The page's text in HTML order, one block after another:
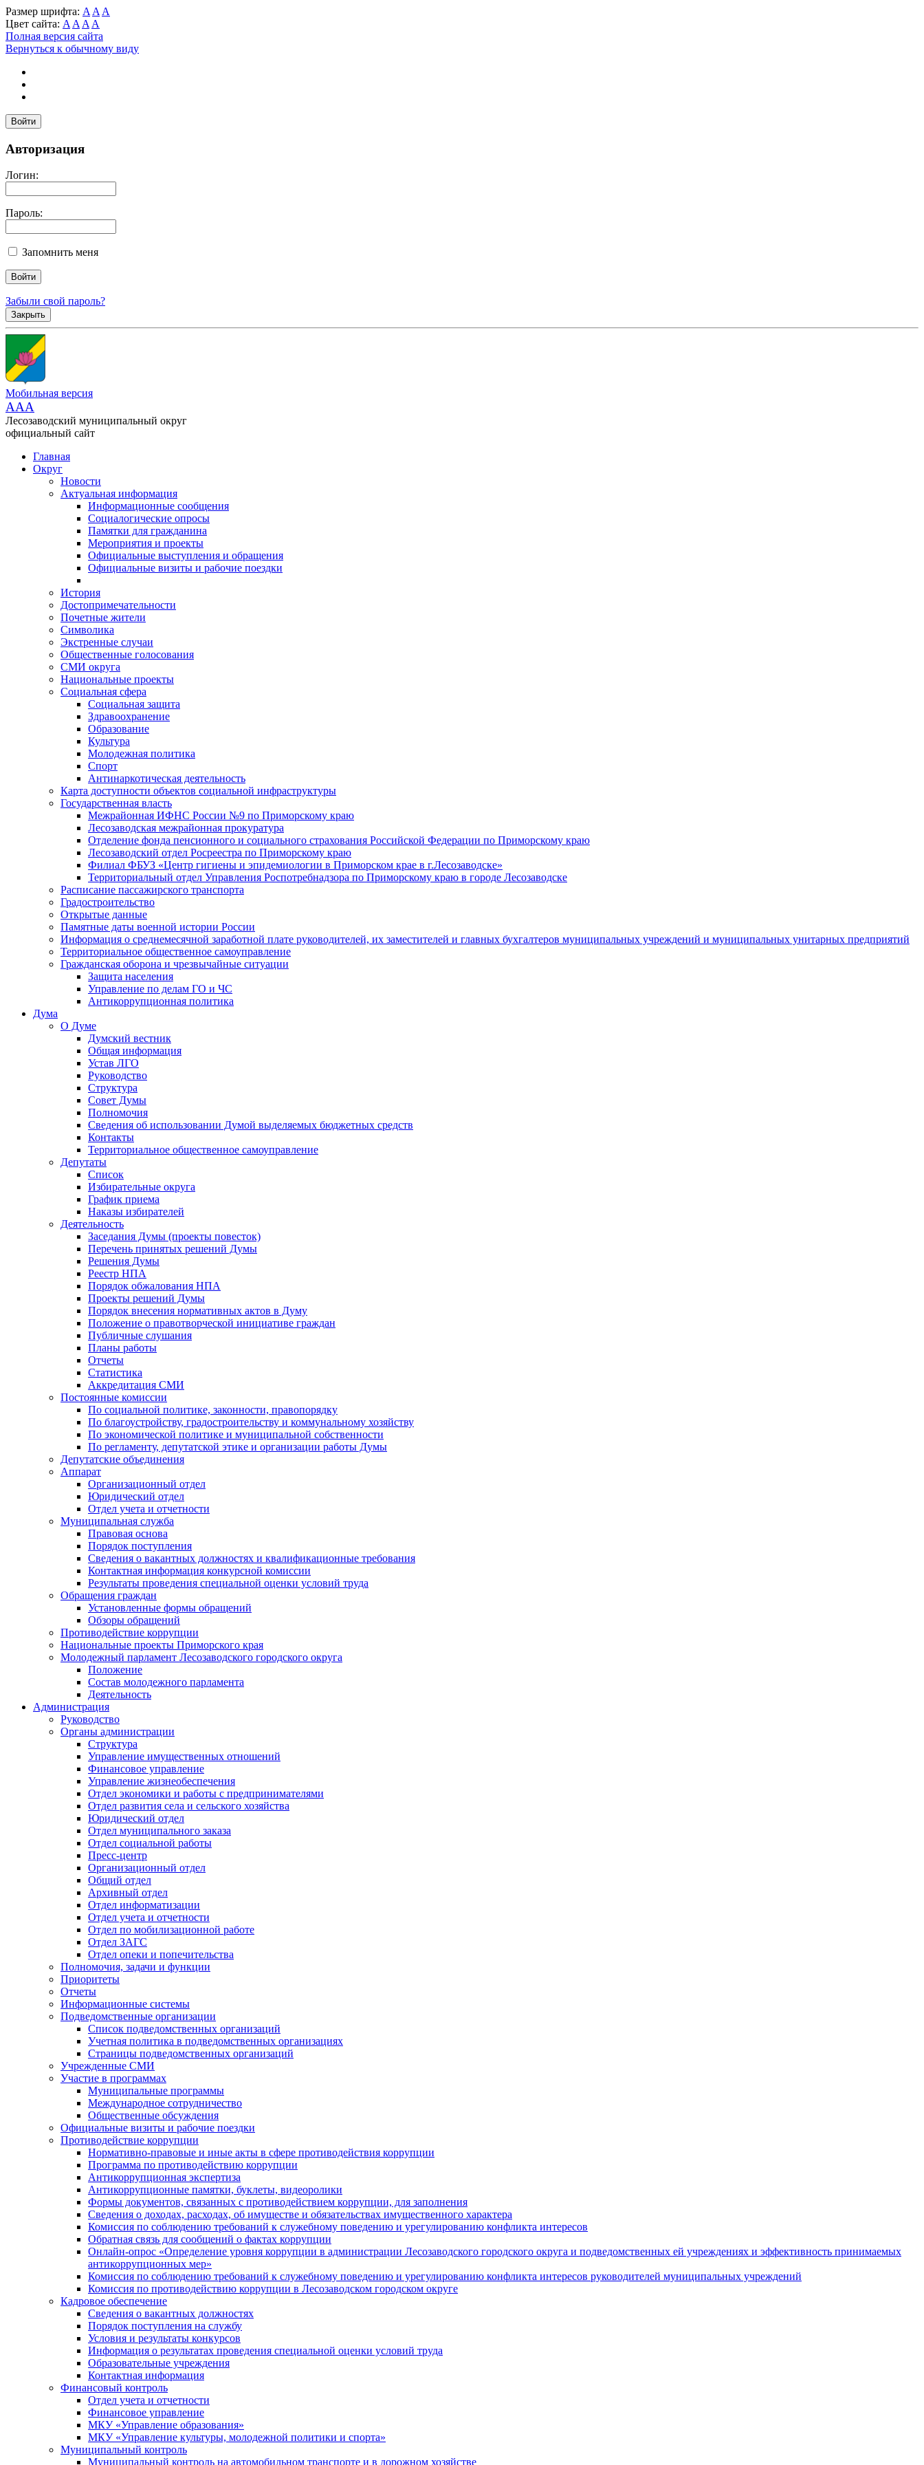
Размер шрифта: A A A
Цвет сайта: A A A A
Полная версия сайта
Вернуться к обычному виду
Войти
Авторизация
Логин:
Пароль:
Запомнить меня
Забыли свой пароль?
Закрыть
Мобильная версия
AAA
Лесозаводский муниципальный округ
официальный сайт
Главная
Округ
Новости
Актуальная информация
Информационные сообщения
Социалогические опросы
Памятки для гражданина
Мероприятия и проекты
Официальные выступления и обращения
Официальные визиты и рабочие поездки
История
Достопримечательности
Почетные жители
Символика
Экстренные случаи
Общественные голосования
СМИ округа
Национальные проекты
Социальная сфера
Социальная защита
Здравоохранение
Образование
Культура
Молодежная политика
Спорт
Антинаркотическая деятельность
Карта доступности объектов социальной инфраструктуры
Государственная власть
Межрайонная ИФНС России №9 по Приморскому краю
Лесозаводская межрайонная прокуратура
Отделение фонда пенсионного и социального страхования Российской Федерации по Приморскому краю
Лесозаводский отдел Росреестра по Приморскому краю
Филиал ФБУЗ «Центр гигиены и эпидемиологии в Приморском крае в г.Лесозаводске»
Территориальный отдел Управления Роспотребнадзора по Приморскому краю в городе Лесозаводске
Расписание пассажирского транспорта
Градостроительство
Открытые данные
Памятные даты военной истории России
Информация о среднемесячной заработной плате руководителей, их заместителей и главных бухгалтеров муниципальных учреждений и муниципальных унитарных предприятий
Территориальное общественное самоуправление
Гражданская оборона и чрезвычайные ситуации
Защита населения
Управление по делам ГО и ЧС
Антикоррупционная политика
Дума
О Думе
Думский вестник
Общая информация
Устав ЛГО
Руководство
Структура
Совет Думы
Полномочия
Сведения об использовании Думой выделяемых бюджетных средств
Контакты
Территориальное общественное самоуправление
Депутаты
Список
Избирательные округа
График приема
Наказы избирателей
Деятельность
Заседания Думы (проекты повесток)
Перечень принятых решений Думы
Решения Думы
Реестр НПА
Порядок обжалования НПА
Проекты решений Думы
Порядок внесения нормативных актов в Думу
Положение о правотворческой инициативе граждан
Публичные слушания
Планы работы
Отчеты
Статистика
Аккредитация СМИ
Постоянные комиссии
По социальной политике, законности, правопорядку
По благоустройству, градостроительству и коммунальному хозяйству
По экономической политике и муниципальной собственности
По регламенту, депутатской этике и организации работы Думы
Депутатские объединения
Аппарат
Организационный отдел
Юридический отдел
Отдел учета и отчетности
Муниципальная служба
Правовая основа
Порядок поступления
Сведения о вакантных должностях и квалификационные требования
Контактная информация конкурсной комиссии
Результаты проведения специальной оценки условий труда
Обращения граждан
Установленные формы обращений
Обзоры обращений
Противодействие коррупции
Национальные проекты Приморского края
Молодежный парламент Лесозаводского городского округа
Положение
Состав молодежного парламента
Деятельность
Администрация
Руководство
Органы администрации
Структура
Управление имущественных отношений
Финансовое управление
Управление жизнеобеспечения
Отдел экономики и работы с предпринимателями
Отдел развития села и сельского хозяйства
Юридический отдел
Отдел муниципального заказа
Отдел социальной работы
Пресс-центр
Организационный отдел
Общий отдел
Архивный отдел
Отдел информатизации
Отдел учета и отчетности
Отдел по мобилизационной работе
Отдел ЗАГС
Отдел опеки и попечительства
Полномочия, задачи и функции
Приоритеты
Отчеты
Информационные системы
Подведомственные организации
Список подведомственных организаций
Учетная политика в подведомственных организациях
Страницы подведомственных организаций
Учрежденные СМИ
Участие в программах
Муниципальные программы
Международное сотрудничество
Общественные обсуждения
Официальные визиты и рабочие поездки
Противодействие коррупции
Нормативно-правовые и иные акты в сфере противодействия коррупции
Программа по противодействию коррупции
Антикоррупционная экспертиза
Антикоррупционные памятки, буклеты, видеоролики
Формы документов, связанных с противодействием коррупции, для заполнения
Сведения о доходах, расходах, об имуществе и обязательствах имущественного характера
Комиссия по соблюдению требований к служебному поведению и урегулированию конфликта интересов
Обратная связь для сообщений о фактах коррупции
Онлайн-опрос «Определение уровня коррупции в администрации Лесозаводского городского округа и подведомственных ей учреждениях и эффективность принимаемых
антикоррупционных мер»
Комиссия по соблюдению требований к служебному поведению и урегулированию конфликта интересов руководителей муниципальных учреждений
Комиссия по противодействию коррупции в Лесозаводском городском округе
Кадровое обеспечение
Сведения о вакантных должностях
Порядок поступления на службу
Условия и результаты конкурсов
Информация о результатах проведения специальной оценки условий труда
Образовательные учреждения
Контактная информация
Финансовый контроль
Отдел учета и отчетности
Финансовое управление
МКУ «Управление образования»
МКУ «Управление культуры, молодежной политики и спорта»
Муниципальный контроль
Муниципальный контроль на автомобильном транспорте и в дорожном хозяйстве